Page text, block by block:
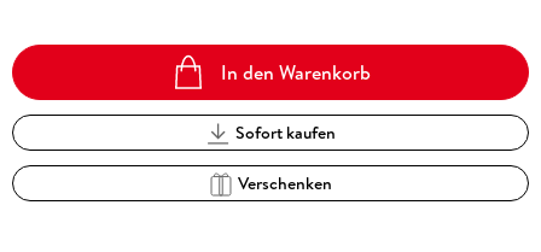
In den Warenkorb
Sofort kaufen
Verschenken